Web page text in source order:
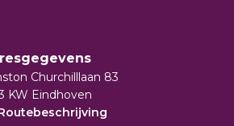
Churchilllaan 83
KW Eindhoven